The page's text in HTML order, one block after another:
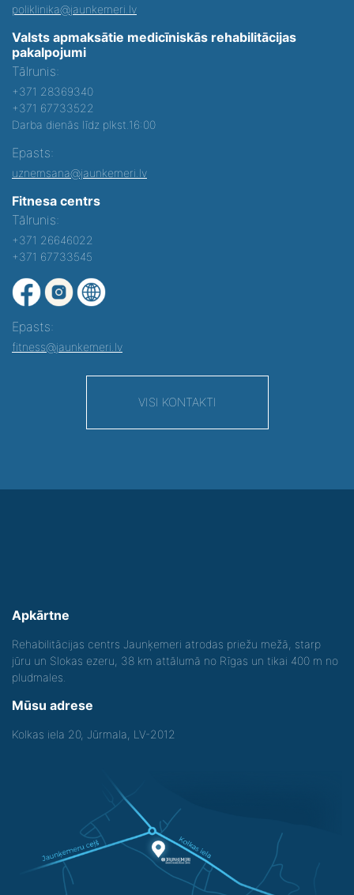
poliklinika@jaunkemeri.lv
Valsts apmaksātie medicīniskās rehabilitācijas
pakalpojumi
Tālrunis:
+371 28369340
+371 67733522
Darba dienās līdz plkst.16:00
Epasts:
uznemsana@jaunkemeri.lv
Fitnesa centrs
Tālrunis:
+371 26646022
+371 67733545
Epasts:
fitness@jaunkemeri.lv
VISI KONTAKTI
Apkārtne
Rehabilitācijas centrs Jaunķemeri atrodas priežu mežā, starp
jūru un Slokas ezeru, 38 km attālumā no Rīgas un tikai 400 m no
pludmales.
Mūsu adrese
Kolkas iela 20, Jūrmala, LV-2012